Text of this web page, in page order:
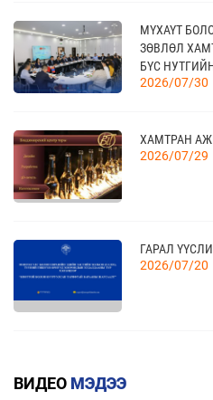
20
09 сар
КАНАД УЛС -
10 сар
04
МҮХАҮТ
ЗӨВЛӨЛ
БҮС
2026/07/30
ХАМТРАН
2026/07/29
ГАРАЛ
2026/07/20
ВИДЕО МЭДЭЭ